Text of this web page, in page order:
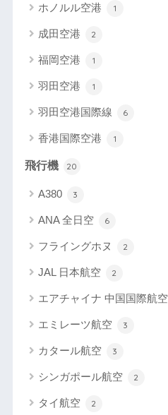
ホノルル空港 1
成田空港 2
福岡空港 1
羽田空港 1
羽田空港国際線 6
香港国際空港 1
飛行機 20
A380 3
ANA 全日空 6
フライングホヌ 2
JAL 日本航空 2
エアチャイナ 中国国際航空
エミレーツ航空 3
カタール航空 3
シンガポール航空 2
タイ航空 2